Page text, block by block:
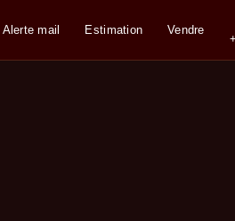
Alerte mail Estimation Vendre